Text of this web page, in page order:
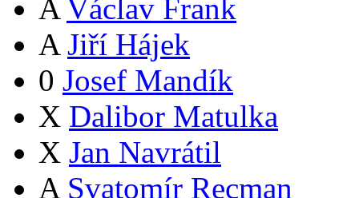
A Václav Frank
A Jiří Hájek
0 Josef Mandík
X Dalibor Matulka
X Jan Navrátil
A Svatomír Recman